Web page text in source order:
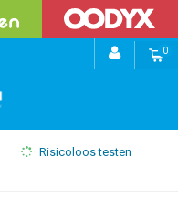
0
Risicoloos testen